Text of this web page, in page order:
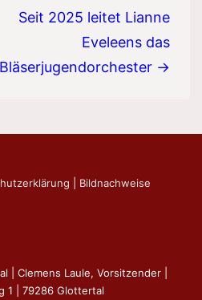
Seit 2025 leitet Lianne
Eveleens das
Bläserjugendorchester →
Bildnachweise
| Clemens Laule, Vorsitzender |
1 | 79286 Glottertal